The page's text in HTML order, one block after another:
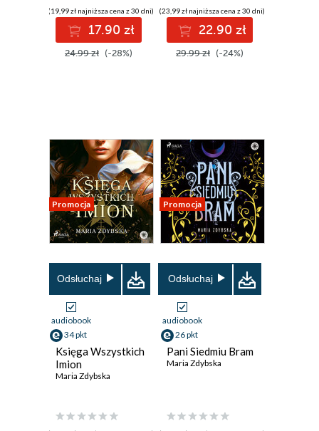
(19,99 zł najniższa cena z 30 dni)
17.90 zł
24.99 zł (-28%)
(23,99 zł najniższa cena z 30 dni)
22.90 zł
29.99 zł (-24%)
Promocja
Odsłuchaj
audiobook
34 pkt
Księga Wszystkich
Imion
Maria Zdybska
Promocja
Odsłuchaj
audiobook
26 pkt
Pani Siedmiu Bram
Maria Zdybska